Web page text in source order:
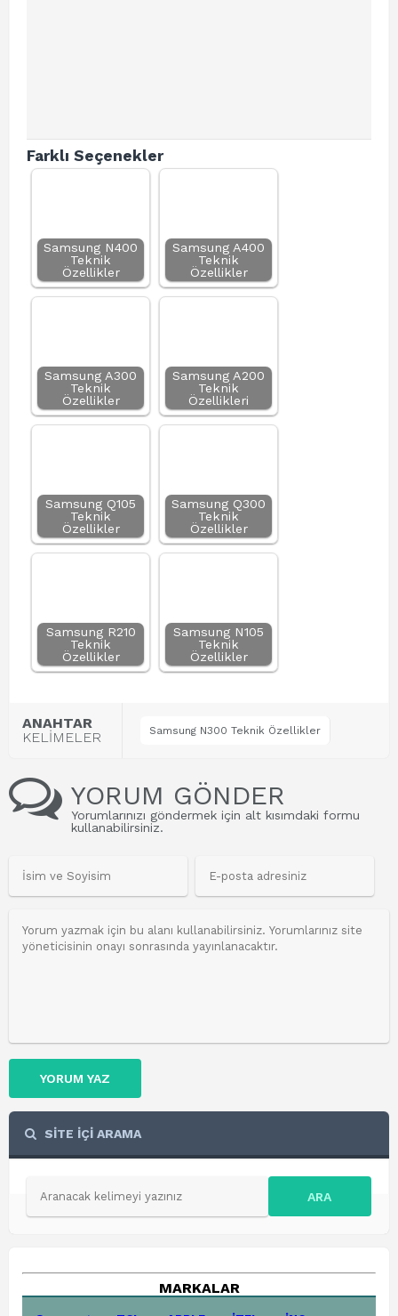
Farklı Seçenekler
Samsung N400
Teknik
Özellikler
Samsung A400
Teknik
Özellikler
Samsung A300
Teknik
Özellikler
Samsung A200
Teknik
Özellikleri
Samsung Q105
Teknik
Özellikler
Samsung Q300
Teknik
Özellikler
Samsung R210
Teknik
Özellikler
Samsung N105
Teknik
Özellikler
ANAHTAR
KELİMELER
Samsung N300 Teknik Özellikler
YORUM GÖNDER
Yorumlarınızı göndermek için alt kısımdaki formu
kullanabilirsiniz.
YORUM YAZ
SİTE İÇİ ARAMA
ARA
MARKALAR